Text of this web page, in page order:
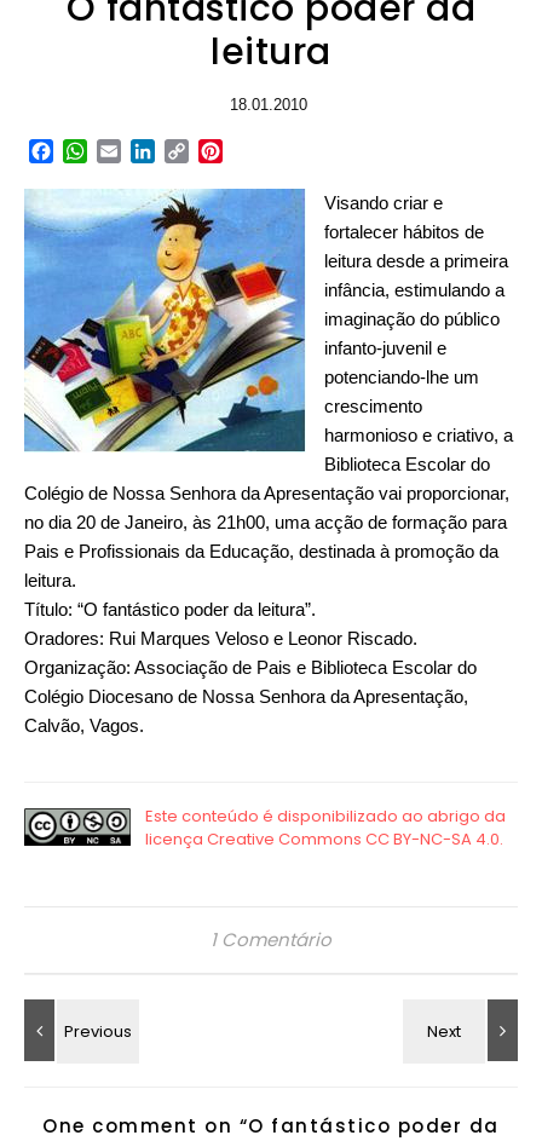
leitura
18.01.2010
Facebook
WhatsApp
EmailLinkedIn
Copy
Visando criar e
fortalecer hábitos de
leitura desde a primeira
infância, estimulando a
imaginação do público
infanto-juvenil e
potenciando-lhe um
crescimento
harmonioso e criativo, a
Biblioteca Escolar do
Colégio de Nossa Senhora da Apresentação vai proporcionar,
no dia 20 de Janeiro, às 21h00, uma acção de formação para
Pais e Profissionais da Educação, destinada à promoção da
leitura.
Título: “O fantástico poder da leitura”.
Oradores: Rui Marques Veloso e Leonor Riscado.
Organização: Associação de Pais e Biblioteca Escolar do
Colégio Diocesano de Nossa Senhora da Apresentação,
Calvão, Vagos.
1 Comentário
One comment on “O fantástico poder da